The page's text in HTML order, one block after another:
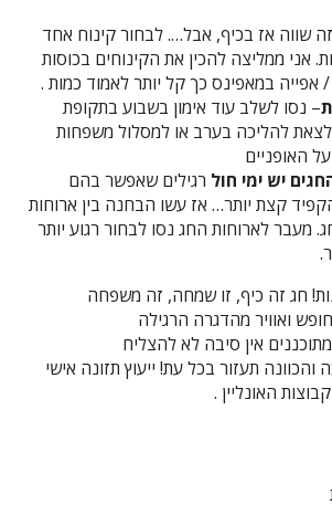
שווה אז בכיף, אבל…. לבחור קינוח אחד
אני ממליצה להכין את הקינוחים בכוסות
אפייה במאפינס כך קל יותר לאמוד כמות .
– נסו לשלב עוד אימון בשבוע בתקופת
להליכה בערב או למסלול משפחות
האופניים
יש ימי חול רגילים שאפשר בהם
קצת יותר… אז עשו הבחנה בין ארוחות
מעבר לארוחות החג נסו לבחור רגוע יותר
חג זה כיף, זו שמחה, זה משפחה
ואוויר מהדגרה הרגילה
אין סיבה לא להצליח
והכוונה תעזור בכל עת! ייעוץ תזונה אישי
האונליין .